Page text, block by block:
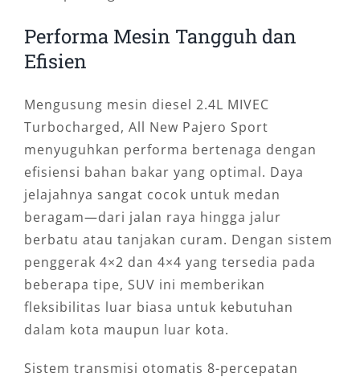
Performa Mesin Tangguh dan
Efisien
Mengusung mesin diesel 2.4L MIVEC
Turbocharged, All New Pajero Sport
menyuguhkan performa bertenaga dengan
efisiensi bahan bakar yang optimal. Daya
jelajahnya sangat cocok untuk medan
beragam—dari jalan raya hingga jalur
berbatu atau tanjakan curam. Dengan sistem
penggerak 4×2 dan 4×4 yang tersedia pada
beberapa tipe, SUV ini memberikan
fleksibilitas luar biasa untuk kebutuhan
dalam kota maupun luar kota.
Sistem transmisi otomatis 8-percepatan